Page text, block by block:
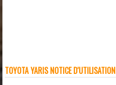
TOYOTA YARIS NOTICE D'UTILISATION